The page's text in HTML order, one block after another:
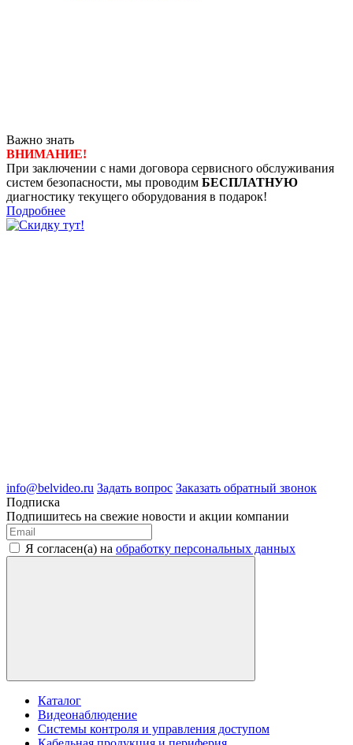
Важно знать
ВНИМАНИЕ!
При заключении с нами договора сервисного обслуживания
систем безопасности, мы проводим БЕСПЛАТНУЮ
диагностику текущего оборудования в подарок!
Подробнее
info@belvideo.ru Задать вопрос Заказать обратный звонок
Подписка
Подпишитесь на свежие новости и акции компании
Я согласен(а) на обработку персональных данных
Каталог
Видеонаблюдение
Системы контроля и управления доступом